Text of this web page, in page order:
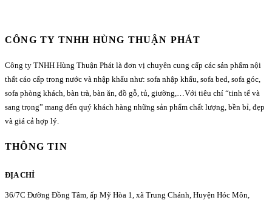
CÔNG TY TNHH HÙNG THUẬN PHÁT
Công ty TNHH Hùng Thuận Phát là đơn vị chuyên cung cấp các sản phẩm nội
thất cáo cấp trong nước và nhập khẩu như: sofa nhập khẩu, sofa bed, sofa góc,
sofa phòng khách, bàn trà, bàn ăn, đồ gỗ, tủ, giường,…Với tiêu chí “tinh tế và
sang trọng” mang đến quý khách hàng những sản phẩm chất lượng, bền bỉ, đẹp
và giá cả hợp lý.
THÔNG TIN
ĐỊA CHỈ
36/7C Đường Đồng Tâm, ấp Mỹ Hòa 1, xã Trung Chánh, Huyện Hóc Môn,